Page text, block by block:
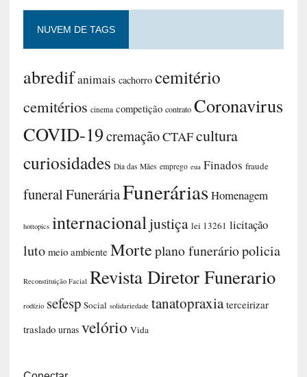
NUVEM DE TAGS
abredifanimais cachorro cemitério
cemitérios cinema competição contrato Coronavirus
COVID-19cremaçãoCTAFcultura
curiosidades Dia das Mães emprego eua Finados fraude
funeralFuneráriaFuneráriasHomenagem
hottopics internacionaljustiça lei 13261 licitação
luto meio ambiente Morteplano funeráriopolicia
Reconstituição Facial Revista Diretor Funerario
rodízio sefesp Social solidariedade tanatopraxia terceirizar
traslado urnas velório Vida